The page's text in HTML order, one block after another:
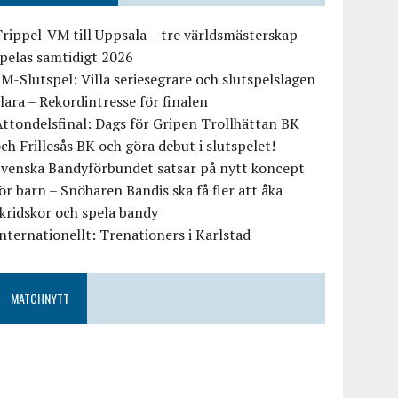
VM till Uppsala – tre världsmästerskap
samtidigt 2026
Slutspel: Villa seriesegrare och slutspelslagen
– Rekordintresse för finalen
Dags för Gripen Trollhättan BK
Frillesås BK och göra debut i slutspelet!
Bandyförbundet satsar på nytt koncept
barn – Snöharen Bandis ska få fler att åka
och spela bandy
Trenationers i Karlstad
MATCHNYTT